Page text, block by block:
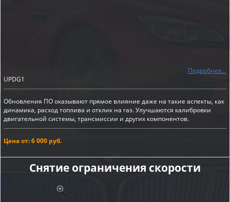
Подробнее...
UPDG1
Обновления ПО оказывают прямое влияние даже на такие аспекты, как
динамика, расход топлива и отклик на газ. Улучшаются калибровки
двигательной системы, трансмиссии и других компонентов.
Цена от: 6 000 руб.
Снятие ограничения скорости